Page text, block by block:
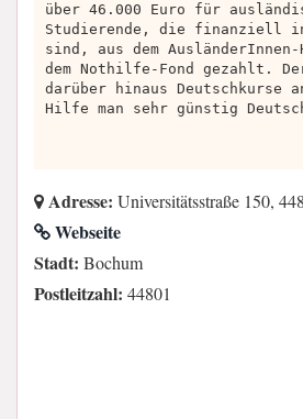
über 46.000 Euro für
Studierende, die finanziell
sind, aus dem
dem Nothilfe-Fond gezahlt.
darüber hinaus Deutschkurse
Hilfe man sehr günstig
Adresse: Universitätsstraße 150,
Webseite
Stadt: Bochum
Postleitzahl: 44801